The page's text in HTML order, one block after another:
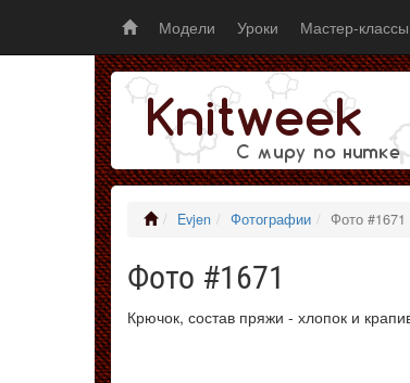
Модели Уроки Мастер-классы
Evjen Фотографии Фото #1671
Фото #1671
Крючок, состав пряжи - хлопок и